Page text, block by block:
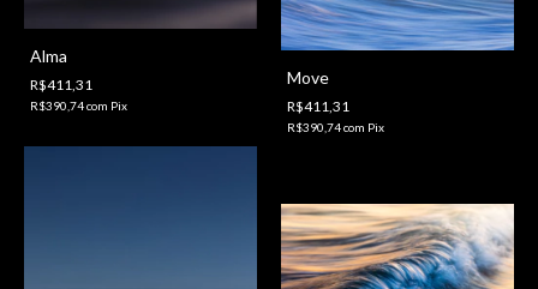
Alma
R$411,31
R$390,74com Pix
Move
R$411,31
R$390,74com Pix